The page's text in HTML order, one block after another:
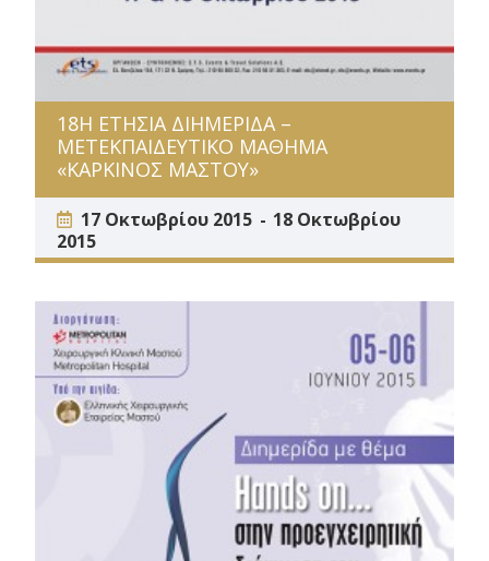
18Η ΕΤΗΣΙΑ ΔΙΗΜΕΡΙΔΑ –
ΜΕΤΕΚΠΑΙΔΕΥΤΙΚΟ ΜΑΘΗΜΑ
«ΚΑΡΚΙΝΟΣ ΜΑΣΤΟΥ»
17 Οκτωβρίου 2015
18 Οκτωβρίου
2015